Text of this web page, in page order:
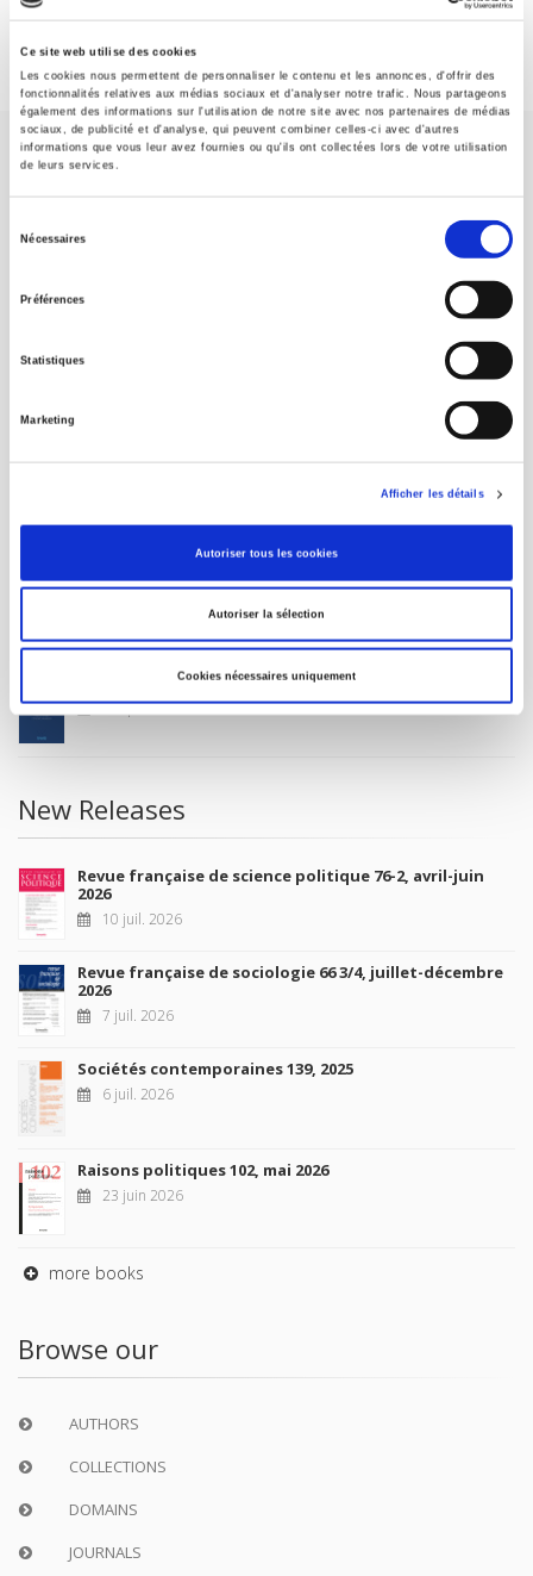
Ce site web utilise des cookies
Les cookies nous permettent de personnaliser le contenu et les annonces, d'offrir des
fonctionnalités relatives aux médias sociaux et d'analyser notre trafic. Nous partageons
également des informations sur l'utilisation de notre site avec nos partenaires de médias
sociaux, de publicité et d'analyse, qui peuvent combiner celles-ci avec d'autres
informations que vous leur avez fournies ou qu'ils ont collectées lors de votre utilisation
de leurs services.
Nécessaires
Préférences
Statistiques
Marketing
Afficher les détails
Autoriser tous les cookies
Autoriser la sélection
Cookies nécessaires uniquement
SCIENCES PO UNIVERSITY PRESS has a threefold role: to publish
original research, to edit reference works for student use, and to
help public and political debate.
FOREIGN RIGHTS
FOR BOOKSHOPS
MY ACCOUNT
Future Releases
La France et l'Union européenne
4 sept. 2026
New Releases
Revue française de science politique 76-2, avril-juin
2026
10 juil. 2026
Revue française de sociologie 66 3/4, juillet-décembre
2026
7 juil. 2026
Sociétés contemporaines 139, 2025
6 juil. 2026
Raisons politiques 102, mai 2026
23 juin 2026
more books
Browse our
AUTHORS
COLLECTIONS
DOMAINS
JOURNALS